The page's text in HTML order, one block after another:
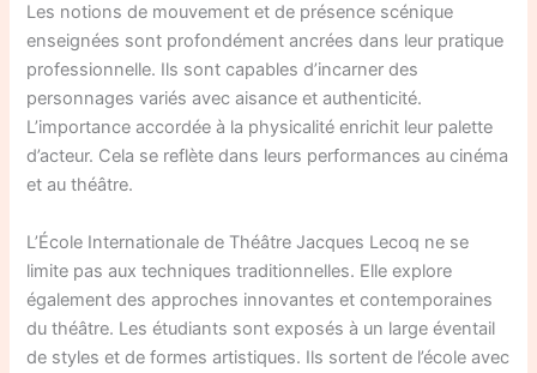
Les notions de mouvement et de présence scénique
enseignées sont profondément ancrées dans leur pratique
professionnelle. Ils sont capables d’incarner des
personnages variés avec aisance et authenticité.
L’importance accordée à la physicalité enrichit leur palette
d’acteur. Cela se reflète dans leurs performances au cinéma
et au théâtre.
L’École Internationale de Théâtre Jacques Lecoq ne se
limite pas aux techniques traditionnelles. Elle explore
également des approches innovantes et contemporaines
du théâtre. Les étudiants sont exposés à un large éventail
de styles et de formes artistiques. Ils sortent de l’école avec